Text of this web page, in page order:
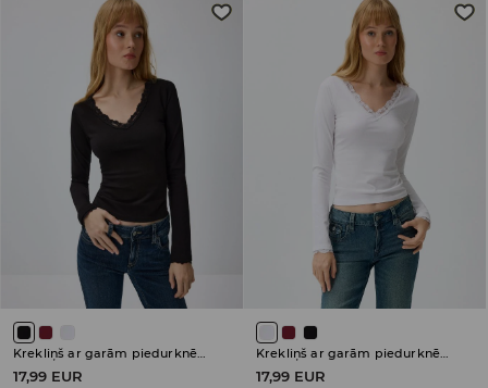
Krekliņš ar garām piedurknēm
17,99 EUR
Krekliņš ar garām piedurknēm
17,99 EUR